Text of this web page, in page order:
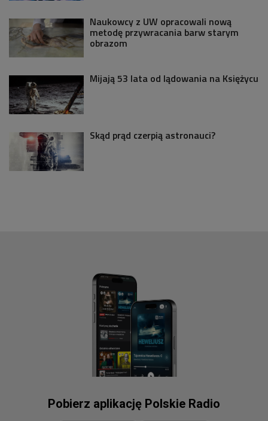
Naukowcy z UW opracowali nową
metodę przywracania barw starym
obrazom
Mijają 53 lata od lądowania na Księżycu
Skąd prąd czerpią astronauci?
Pobierz aplikację Polskie Radio